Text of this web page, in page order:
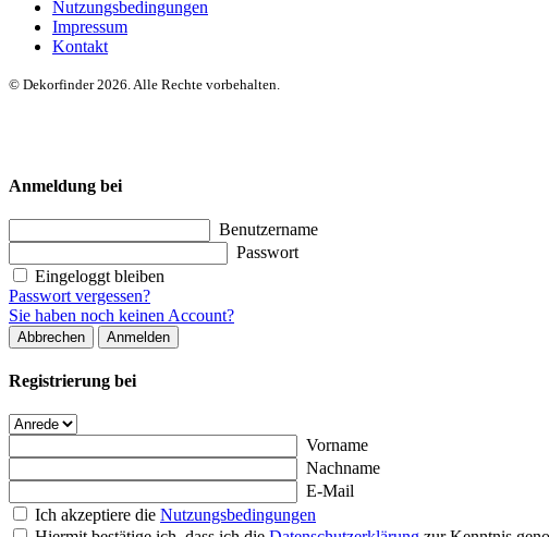
Nutzungsbedingungen
Impressum
Kontakt
© Dekorfinder 2026. Alle Rechte vorbehalten.
Anmeldung bei
Benutzername
Passwort
Eingeloggt bleiben
Passwort vergessen?
Sie haben noch keinen Account?
Abbrechen Anmelden
Registrierung bei
Vorname
Nachname
E-Mail
Ich akzeptiere die Nutzungsbedingungen